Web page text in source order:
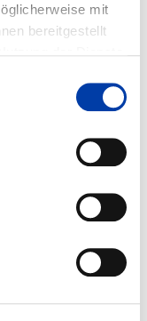
mit
bereitgestellt